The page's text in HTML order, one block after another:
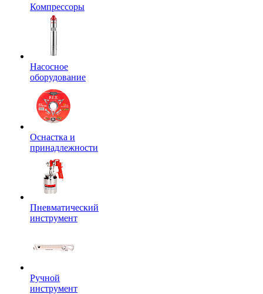
Компрессоры
Насосное
оборудование
Оснастка и
принадлежности
Пневматический
инструмент
Ручной
инструмент